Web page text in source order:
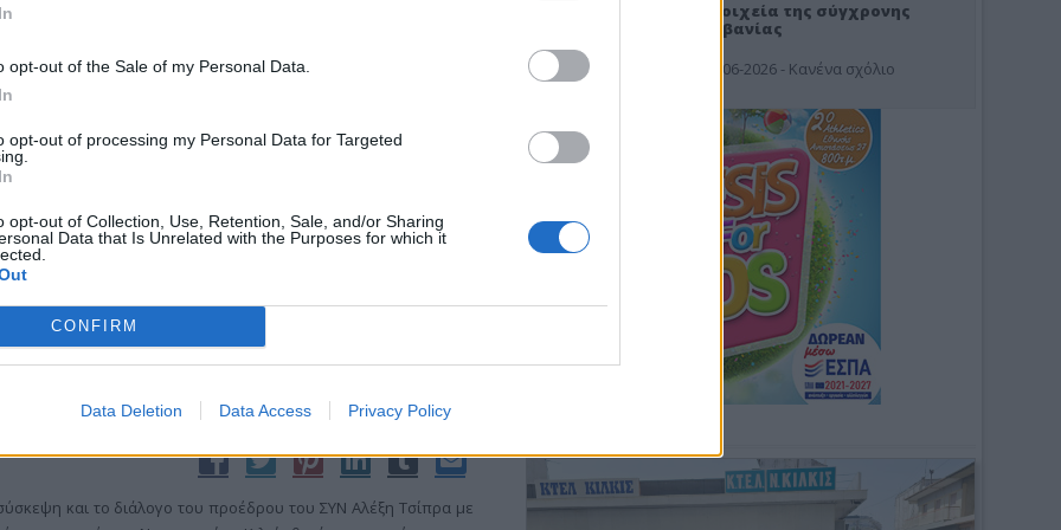
opt-out of the Sale of my Personal Data.
opt-out of processing my Personal Data for Targeted
opt-out of Collection, Use, Retention, Sale, and/or Sharing
Data that Is Unrelated with the Purposes for which it
CONFIRM
Data Deletion Data Access Privacy Policy
που διαπιστωθεί η μη τήρηση των υποχρεώσεων της
ο Υφυπουργός Οικονομίας, Ανταγωνιστικότητας και
της βουλευτού του ΚΚΕ, Σοφίας Καλαντίδου.
απάντηση-λύση
και το διάλογο του προέδρου του ΣΥΝ Αλέξη Τσίπρα με
Στοιχεία της σύγχρονης
Αλβανίας
19-06-2026 - Κανένα σχόλιο